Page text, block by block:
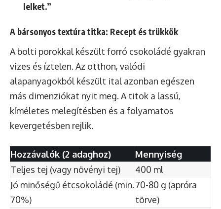
lelket.”
A bársonyos textúra titka: Recept és trükkök
A bolti porokkal készült forró csokoládé gyakran
vizes és íztelen. Az otthon, valódi
alapanyagokból készült ital azonban egészen
más dimenziókat nyit meg. A titok a lassú,
kíméletes melegítésben és a folyamatos
kevergetésben rejlik.
Hozzávalók (2 adaghoz)
Mennyiség
Teljes tej (vagy növényi tej)
400 ml
Jó minőségű étcsokoládé (min.
70%)
70-80 g (apróra
törve)